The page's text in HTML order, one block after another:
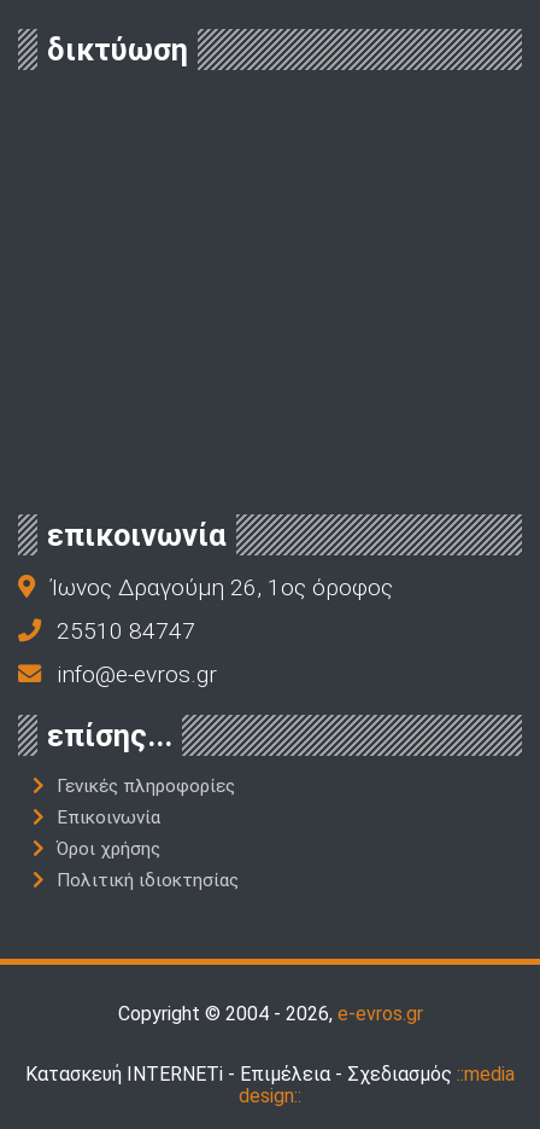
δικτύωση
επικοινωνία
Ίωνος Δραγούμη 26, 1ος όροφος
25510 84747
info@e-evros.gr
επίσης...
Γενικές πληροφορίες
Επικοινωνία
Όροι χρήσης
Πολιτική ιδιοκτησίας
Copyright © 2004 - 2026, e-evros.gr
Κατασκευή INTERNETi - Επιμέλεια - Σχεδιασμός ::media
design::